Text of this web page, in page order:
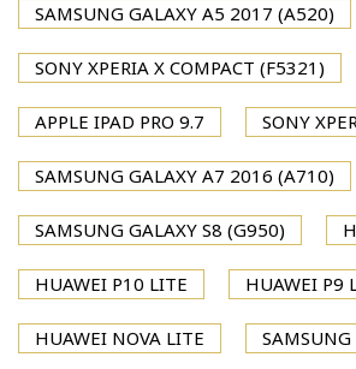
SAMSUNG GALAXY A5 2017 (A520)
SONY XPERIA X COMPACT (F5321)
APPLE IPAD PRO 9.7 SONY
SAMSUNG GALAXY A7 2016 (A710)
SAMSUNG GALAXY S8 (G950)
HUAWEI P10 LITE HUAWEI P9
HUAWEI NOVA LITE SAMSUNG